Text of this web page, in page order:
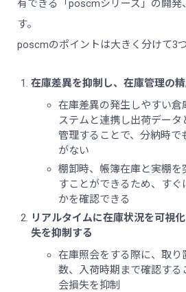
有できる「poscmシリーズ」の開発
す。
poscmのポイントは大きく分けて3
在庫差異を抑制し、在庫管理の
在庫差異の発生しやすい倉
ステムと連携し出荷デー
管理することで、分納時で
がない
棚卸時、帳簿在庫と実棚を
すことができるため、す
かを確認できる
リアルタイムに在庫状況を可視
失を抑制する
在庫照会をする際に、取
数、入荷時期まで確認す
会損失を抑制